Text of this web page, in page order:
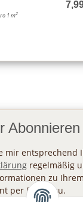
1 m2
Abonnieren
mir entsprechend
regelmäßig
zu Ihrem
per E-Mail zu.